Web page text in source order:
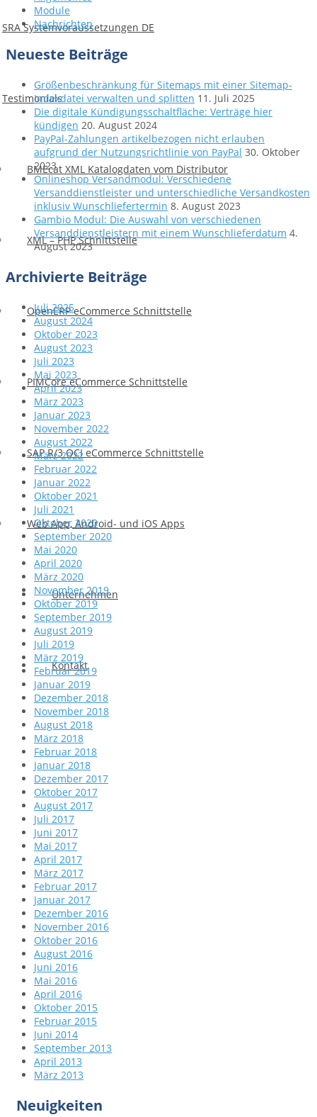
SRA Systemvoraussetzungen DE
Testimonials
BMEcat XML Katalogdaten vom Distributor
XML – PHP Schnittstelle
OpenERP eCommerce Schnittstelle
PIMCore eCommerce Schnittstelle
SAP R/3 OCI eCommerce Schnittstelle
Web App, Android- und iOS Apps
Unternehmen
Kontakt
Module
Nachrichten
Neueste Beiträge
Größenbeschränkung für Sitemaps mit einer Sitemap-
Indexdatei verwalten und splitten 11. Juli 2025
Die digitale Kündigungsschaltfläche: Verträge hier
kündigen 20. August 2024
PayPal-Zahlungen artikelbezogen nicht erlauben
aufgrund der Nutzungsrichtlinie von PayPal 30. Oktober
2023
Onlineshop Versandmodul: Verschiedene
Versanddienstleister und unterschiedliche Versandkosten
inklusiv Wunschliefertermin 8. August 2023
Gambio Modul: Die Auswahl von verschiedenen
Versanddienstleistern mit einem Wunschlieferdatum 4.
August 2023
Archivierte Beiträge
Juli 2025
August 2024
Oktober 2023
August 2023
Juli 2023
Mai 2023
April 2023
März 2023
Januar 2023
November 2022
August 2022
März 2022
Februar 2022
Januar 2022
Oktober 2021
Juli 2021
Oktober 2020
September 2020
Mai 2020
April 2020
März 2020
November 2019
Oktober 2019
September 2019
August 2019
Juli 2019
März 2019
Februar 2019
Januar 2019
Dezember 2018
November 2018
August 2018
März 2018
Februar 2018
Januar 2018
Dezember 2017
Oktober 2017
August 2017
Juli 2017
Juni 2017
Mai 2017
April 2017
März 2017
Februar 2017
Januar 2017
Dezember 2016
November 2016
Oktober 2016
August 2016
Juni 2016
Mai 2016
April 2016
Oktober 2015
Februar 2015
Juni 2014
September 2013
April 2013
März 2013
Neuigkeiten